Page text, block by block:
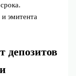
эмитента
депозитов